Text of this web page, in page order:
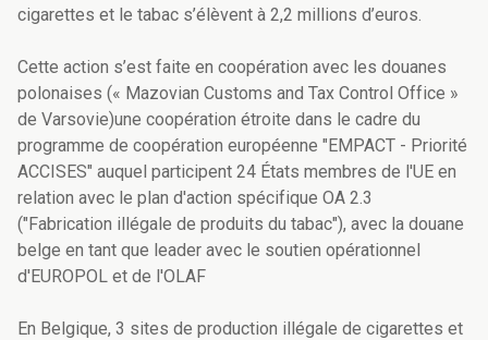
cigarettes et le tabac s’élèvent à 2,2 millions d’euros.
Cette action s’est faite en coopération avec les douanes
polonaises (« Mazovian Customs and Tax Control Office »
de Varsovie)une coopération étroite dans le cadre du
programme de coopération européenne "EMPACT - Priorité
ACCISES" auquel participent 24 États membres de l'UE en
relation avec le plan d'action spécifique OA 2.3
("Fabrication illégale de produits du tabac"), avec la douane
belge en tant que leader avec le soutien opérationnel
d'EUROPOL et de l'OLAF
En Belgique, 3 sites de production illégale de cigarettes et